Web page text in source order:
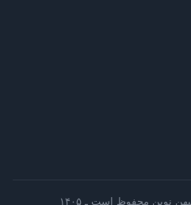
نوین محفوظ است ـ ۱۴۰۵